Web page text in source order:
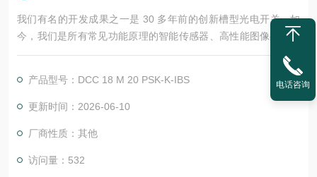
我们有名的开发成果之一是 30 多年前的创新槽型光电开关 - 如
今，我们是所有常见功能原理的智能传感器、高性能图像处理组
件、高级 LED 机器光源和信号灯以及安全技术产品的制造商，这
些产品用于工业自动化的许多领域，如装配与搬运、机器人、包
装、机床和测量与测试。
我们主攻汽车、食品与饮料、药品与化妆品、电子行业。此外，
森瑞 传感器
产品型号：DCC 18 M 20 PSK-K-IBS
更新时间：2026-06-10
厂商性质：其他
访问量：532
电话咨询